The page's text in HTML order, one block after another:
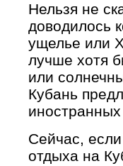
Нельзя не
доводилось
ущелье или
лучше хотя
или
Кубань
иностранных
Сейчас,
отдыха на